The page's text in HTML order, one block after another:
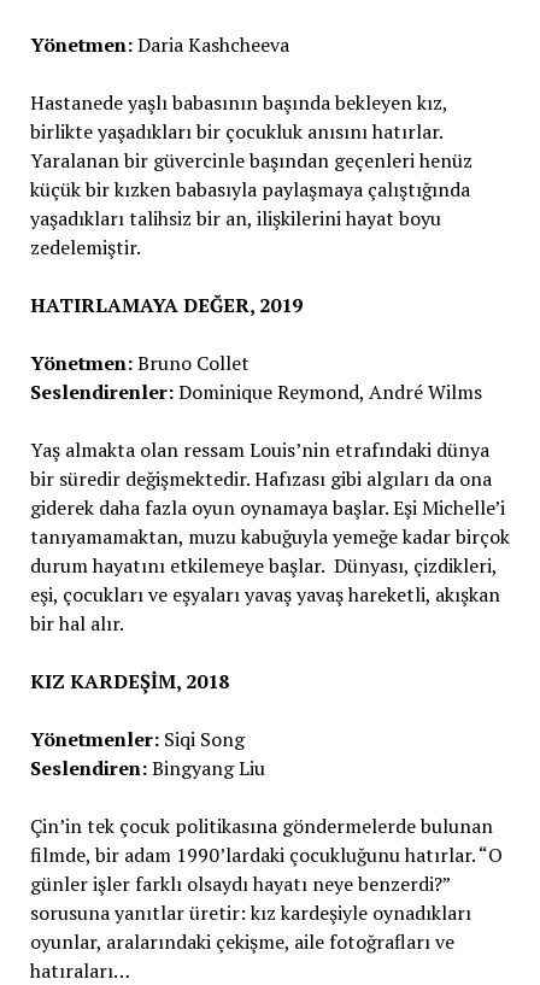
Yönetmen:Daria Kashcheeva
Hastanede yaşlı babasının başında bekleyen kız,
birlikte yaşadıkları bir çocukluk anısını hatırlar.
Yaralanan bir güvercinle başından geçenleri henüz
küçük bir kızken babasıyla paylaşmaya çalıştığında
yaşadıkları talihsiz bir an, ilişkilerini hayat boyu
zedelemiştir.
HATIRLAMAYA DEĞER, 2019
Yönetmen:Bruno Collet
Seslendirenler:Dominique Reymond, André Wilms
Yaş almakta olan ressam Louis’nin etrafındaki dünya
bir süredir değişmektedir. Hafızası gibi algıları da ona
giderek daha fazla oyun oynamaya başlar. Eşi Michelle’i
tanıyamamaktan, muzu kabuğuyla yemeğe kadar birçok
durum hayatını etkilemeye başlar. Dünyası, çizdikleri,
eşi, çocukları ve eşyaları yavaş yavaş hareketli, akışkan
bir hal alır.
KIZ KARDEŞİM, 2018
Yönetmenler: Siqi Song
Seslendiren:Bingyang Liu
Çin’in tek çocuk politikasına göndermelerde bulunan
filmde, bir adam 1990’lardaki çocukluğunu hatırlar. “O
günler işler farklı olsaydı hayatı neye benzerdi?”
sorusuna yanıtlar üretir: kız kardeşiyle oynadıkları
oyunlar, aralarındaki çekişme, aile fotoğrafları ve
hatıraları…